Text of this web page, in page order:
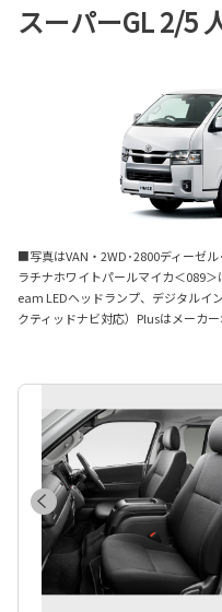
スーパーGL 2/5
■写真はVAN・2WD･2800ディーゼ
ラチナホワイトパールマイカ＜089
eam LEDヘッドランプ、デジタルイ
クティッドナビ対応）Plusはメーカー